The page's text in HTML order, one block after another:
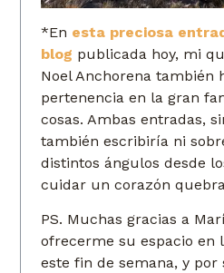
*En esta preciosa
blog publicada hoy, mi
Noel Anchorena también
pertenencia en la gran
cosas. Ambas entradas,
también escribiría ni
distintos ángulos desde
cuidar un corazón
PS. Muchas gracias a
ofrecerme su espacio en
este fin de semana, y